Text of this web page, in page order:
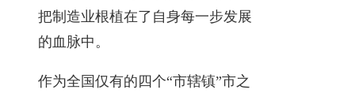
把制造业根植在了自身每一步发展
的血脉中。
作为全国仅有的四个“市辖镇”市之